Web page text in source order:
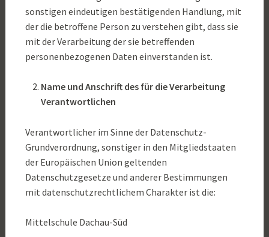
sonstigen eindeutigen bestätigenden Handlung, mit
der die betroffene Person zu verstehen gibt, dass sie
mit der Verarbeitung der sie betreffenden
personenbezogenen Daten einverstanden ist.
Name und Anschrift des für die Verarbeitung
Verantwortlichen
Verantwortlicher im Sinne der Datenschutz-
Grundverordnung, sonstiger in den Mitgliedstaaten
der Europäischen Union geltenden
Datenschutzgesetze und anderer Bestimmungen
mit datenschutzrechtlichem Charakter ist die:
Mittelschule Dachau-Süd